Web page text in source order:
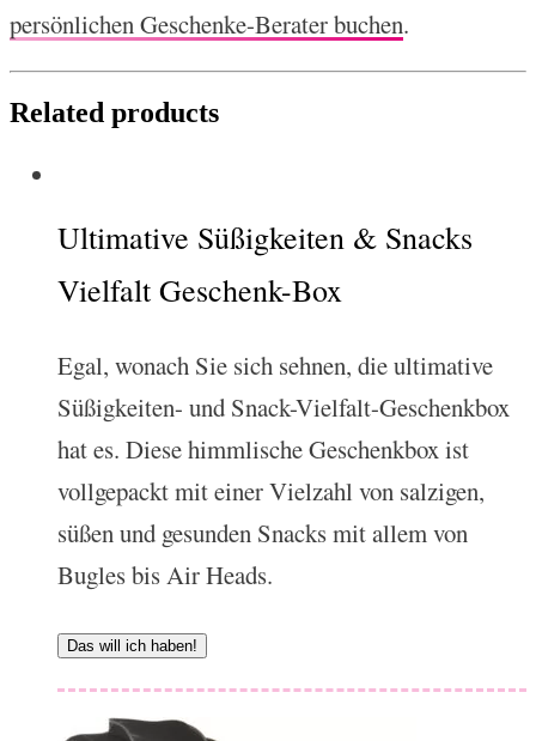
persönlichen Geschenke-Berater buchen.
Related products
Ultimative Süßigkeiten & Snacks
Vielfalt Geschenk-Box
Egal, wonach Sie sich sehnen, die ultimative
Süßigkeiten- und Snack-Vielfalt-Geschenkbox
hat es. Diese himmlische Geschenkbox ist
vollgepackt mit einer Vielzahl von salzigen,
süßen und gesunden Snacks mit allem von
Bugles bis Air Heads.
Das will ich haben!